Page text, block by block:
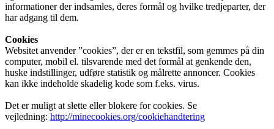
informationer der indsamles, deres formål og hvilke tredjeparter, der
har adgang til dem.
Cookies
Websitet anvender ”cookies”, der er en tekstfil, som gemmes på din
computer, mobil el. tilsvarende med det formål at genkende den,
huske indstillinger, udføre statistik og målrette annoncer. Cookies
kan ikke indeholde skadelig kode som f.eks. virus.
Det er muligt at slette eller blokere for cookies. Se
vejledning: http://minecookies.org/cookiehandtering